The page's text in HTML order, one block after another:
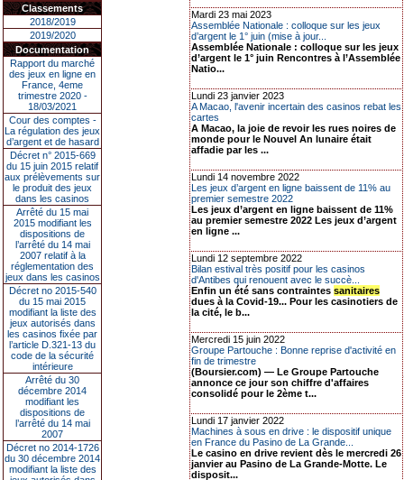
Classements
2018/2019
2019/2020
Documentation
Rapport du marché
des jeux en ligne en
France, 4eme
trimestre 2020 -
18/03/2021
Cour des comptes -
La régulation des jeux
d’argent et de hasard
Décret n° 2015-669
du 15 juin 2015 relatif
aux prélèvements sur
le produit des jeux
dans les casinos
Arrêté du 15 mai
2015 modifiant les
dispositions de
l’arrêté du 14 mai
2007 relatif à la
réglementation des
jeux dans les casinos
Décret no 2015-540
du 15 mai 2015
modifiant la liste des
jeux autorisés dans
les casinos fixée par
l’article D.321-13 du
code de la sécurité
intérieure
Arrêté du 30
décembre 2014
modifiant les
dispositions de
l’arrêté du 14 mai
2007
Décret no 2014-1726
du 30 décembre 2014
modifiant la liste des
Mardi 23 mai 2023
Assemblée Nationale : colloque sur les jeux
d’argent le 1° juin (mise à jour...
Assemblée Nationale : colloque sur les jeux
d’argent le 1° juin Rencontres à l’Assemblée
Natio...
Lundi 23 janvier 2023
A Macao, l'avenir incertain des casinos rebat les
cartes
A Macao, la joie de revoir les rues noires de
monde pour le Nouvel An lunaire était
affadie par les ...
Lundi 14 novembre 2022
Les jeux d’argent en ligne baissent de 11% au
premier semestre 2022
Les jeux d’argent en ligne baissent de 11%
au premier semestre 2022 Les jeux d’argent
en ligne ...
Lundi 12 septembre 2022
Bilan estival très positif pour les casinos
d'Antibes qui renouent avec le succè...
Enfin un été sans contraintes sanitaires
dues à la Covid-19... Pour les casinotiers de
la cité, le b...
Mercredi 15 juin 2022
Groupe Partouche : Bonne reprise d'activité en
fin de trimestre
(Boursier.com) — Le Groupe Partouche
annonce ce jour son chiffre d'affaires
consolidé pour le 2ème t...
Lundi 17 janvier 2022
Machines à sous en drive : le dispositif unique
en France du Pasino de La Grande...
Le casino en drive revient dès le mercredi 26
janvier au Pasino de La Grande-Motte. Le
disposit...